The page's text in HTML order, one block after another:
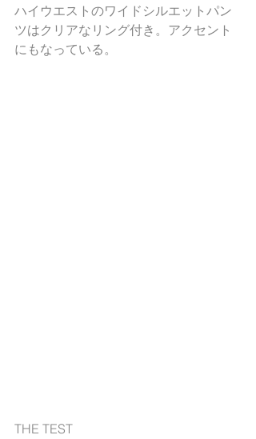
ハイウエストのワイドシルエットパン
ツはクリアなリング付き。アクセント
にもなっている。
THE TEST